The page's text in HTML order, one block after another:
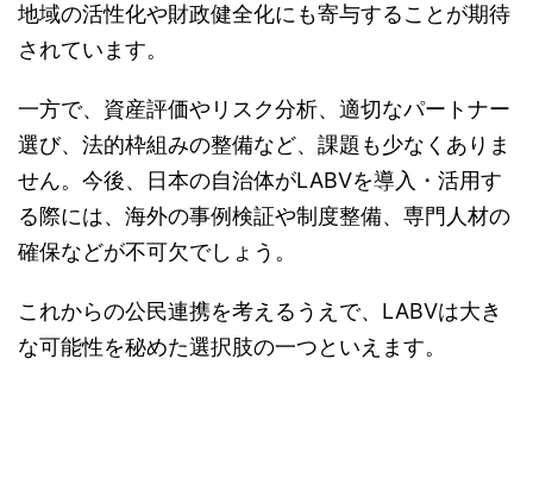
地域の活性化や財政健全化にも寄与することが期待
されています。
一方で、資産評価やリスク分析、適切なパートナー
選び、法的枠組みの整備など、課題も少なくありま
せん。今後、日本の自治体がLABVを導入・活用す
る際には、海外の事例検証や制度整備、専門人材の
確保などが不可欠でしょう。
これからの公民連携を考えるうえで、LABVは大き
な可能性を秘めた選択肢の一つといえます。